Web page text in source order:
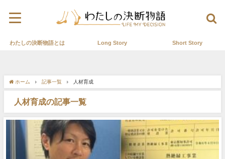
わたしの決断物語とは Long Story Short Story
ホーム 記事一覧 人材育成
人材育成の記事一覧